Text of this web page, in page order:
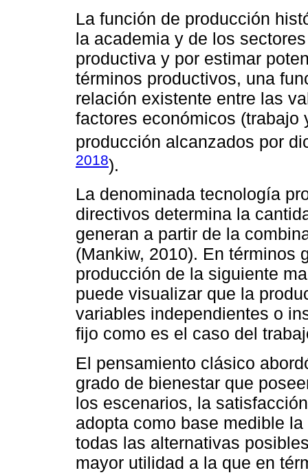
La función de producción
la academia y de los
productiva y por estimar
términos productivos, una
relación existente entre las
factores económicos
producción alcanzados por
2018).
La denominada tecnología
directivos determina la
generan a partir de la
(Mankiw, 2010). En términos
producción de la siguiente
puede visualizar que la
variables independientes o
fijo como es el caso del
El pensamiento clásico
grado de bienestar que
los escenarios, la
adopta como base medible
todas las alternativas
mayor utilidad a la que en